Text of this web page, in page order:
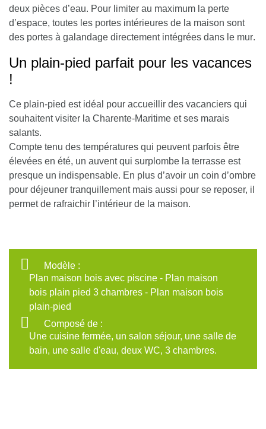
deux pièces d’eau. Pour limiter au maximum la perte
d’espace, toutes les portes intérieures de la maison sont
des portes à galandage directement intégrées dans le mur.
Un plain-pied parfait pour les vacances
!
Ce plain-pied est idéal pour accueillir des vacanciers qui
souhaitent visiter la Charente-Maritime et ses marais
salants.
Compte tenu des températures qui peuvent parfois être
élevées en été, un auvent qui surplombe la terrasse est
presque un indispensable. En plus d’avoir un coin d’ombre
pour déjeuner tranquillement mais aussi pour se reposer, il
permet de rafraichir l’intérieur de la maison.
Modèle :
Plan maison bois avec piscine - Plan maison
bois plain pied 3 chambres - Plan maison bois
plain-pied
Composé de :
Une cuisine fermée, un salon séjour, une salle de
bain, une salle d'eau, deux WC, 3 chambres.